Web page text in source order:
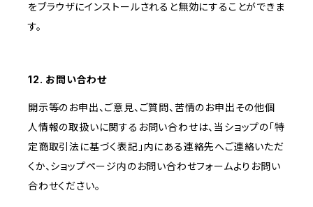
をブラウザにインストールされると無効にすることができま
す。
12. お問い合わせ
開示等のお申出、ご意見、ご質問、苦情のお申出その他個
人情報の取扱いに関するお問い合わせは、当ショップの「特
定商取引法に基づく表記」内にある連絡先へご連絡いただ
くか、ショップページ内のお問い合わせフォームよりお問い
合わせください。